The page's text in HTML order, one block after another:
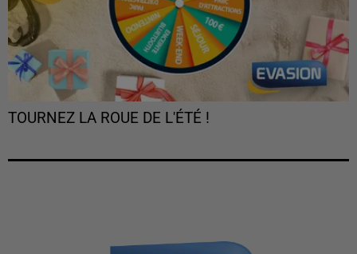
TOURNEZ LA ROUE DE L'ÉTÉ !